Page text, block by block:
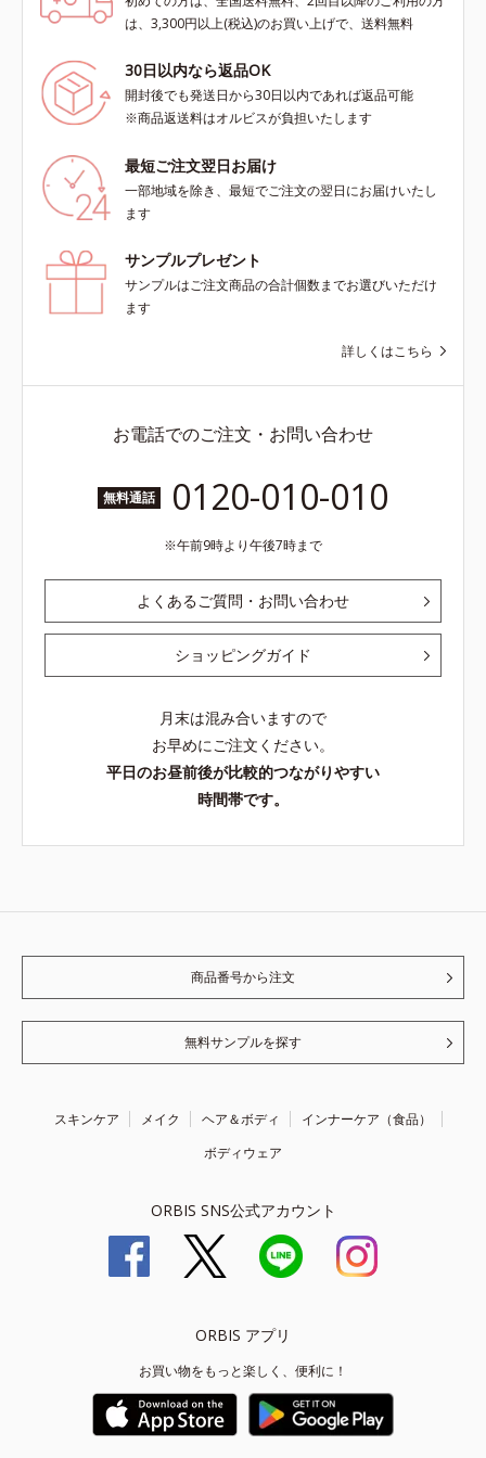
は、3,300円以上(税込)のお買い上げで、送料無料
30日以内なら返品OK
開封後でも発送日から30日以内であれば返品可能
※商品返送料はオルビスが負担いたします
最短ご注文翌日お届け
一部地域を除き、最短でご注文の翌日にお届けいたし
ます
サンプルプレゼント
サンプルはご注文商品の合計個数までお選びいただけ
ます
詳しくはこちら
お電話でのご注文・お問い合わせ
無料通話 0120-010-010
午前9時より午後7時まで
よくあるご質問・お問い合わせ
ショッピングガイド
月末は混み合いますので
お早めにご注文ください。
平日のお昼前後が比較的つながりやすい
時間帯です。
商品番号から注文
無料サンプルを探す
スキンケア メイク ヘア＆ボディ
インナーケア（食品）
ボディウェア
ORBIS SNS公式アカウント
ORBIS アプリ
お買い物をもっと楽しく、便利に！